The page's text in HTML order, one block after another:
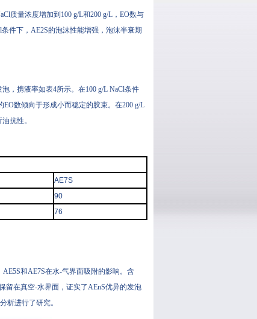
质量浓度增加到100 g/L和200 g/L，EO数与
件下，AE2S的泡沫性能增强，泡沫半衰期
，携液率如表4所示。在100 g/L NaCl条件
数倾向于形成小而稳定的胶束。在200 g/L
抗性。
AE7S
90
76
和AE7S在水-气界面吸附的影响。含
留在真空-水界面，证实了AEnS优异的发泡
析进行了研究。